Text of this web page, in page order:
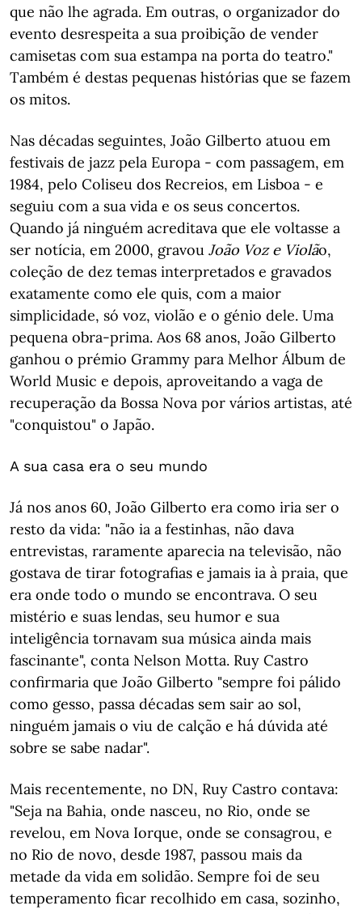
que não lhe agrada. Em outras, o organizador do
evento desrespeita a sua proibição de vender
camisetas com sua estampa na porta do teatro."
Também é destas pequenas histórias que se fazem
os mitos.
Nas décadas seguintes, João Gilberto atuou em
festivais de jazz pela Europa - com passagem, em
1984, pelo Coliseu dos Recreios, em Lisboa - e
seguiu com a sua vida e os seus concertos.
Quando já ninguém acreditava que ele voltasse a
ser notícia, em 2000, gravou João Voz e Violão,
coleção de dez temas interpretados e gravados
exatamente como ele quis, com a maior
simplicidade, só voz, violão e o génio dele. Uma
pequena obra-prima. Aos 68 anos, João Gilberto
ganhou o prémio Grammy para Melhor Álbum de
World Music e depois, aproveitando a vaga de
recuperação da Bossa Nova por vários artistas, até
"conquistou" o Japão.
A sua casa era o seu mundo
Já nos anos 60, João Gilberto era como iria ser o
resto da vida: "não ia a festinhas, não dava
entrevistas, raramente aparecia na televisão, não
gostava de tirar fotografias e jamais ia à praia, que
era onde todo o mundo se encontrava. O seu
mistério e suas lendas, seu humor e sua
inteligência tornavam sua música ainda mais
fascinante", conta Nelson Motta. Ruy Castro
confirmaria que João Gilberto "sempre foi pálido
como gesso, passa décadas sem sair ao sol,
ninguém jamais o viu de calção e há dúvida até
sobre se sabe nadar".
Mais recentemente, no DN, Ruy Castro contava:
"Seja na Bahia, onde nasceu, no Rio, onde se
revelou, em Nova Iorque, onde se consagrou, e
no Rio de novo, desde 1987, passou mais da
metade da vida em solidão. Sempre foi de seu
temperamento ficar recolhido em casa, sozinho,